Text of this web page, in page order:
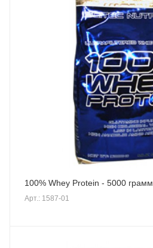
100% Whey Protein - 5000 грамм
Арт.: 1587-01